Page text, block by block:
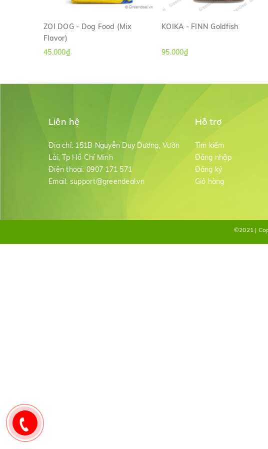
Hướng dẫn sử dụng:Cho ăn 1-2 lần/ngày, nên cho lượng vừa đủ
ZOI DOG - Dog Food (Mix
Flavor)
45.000₫
KOIKA - FINN Goldfish
95.000₫
Liên hệ
Địa chỉ: 151B Nguyễn Duy Dương, Vườn
Lài, Tp Hồ Chí Minh
Điện thoại: 0907 171 571
Email: support@greendeal.vn
Hỗ trợ
Tìm kiếm
Đăng nhập
Đăng ký
Giỏ hàng
©2021 |
0907171571